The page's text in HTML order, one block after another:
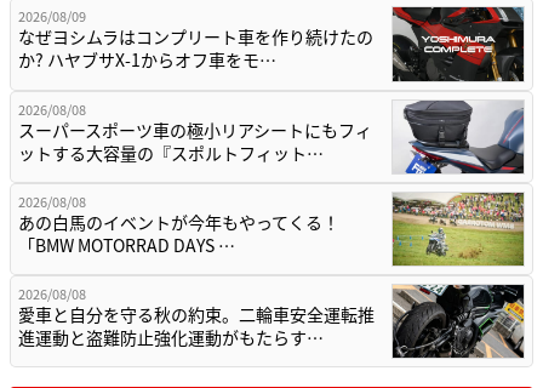
2026/08/09
なぜヨシムラはコンプリート車を作り続けたの
か? ハヤブサX-1からオフ車をモ…
2026/08/08
スーパースポーツ車の極小リアシートにもフィ
ットする大容量の『スポルトフィット…
2026/08/08
あの白馬のイベントが今年もやってくる！
「BMW MOTORRAD DAYS …
2026/08/08
愛車と自分を守る秋の約束。二輪車安全運転推
進運動と盗難防止強化運動がもたらす…